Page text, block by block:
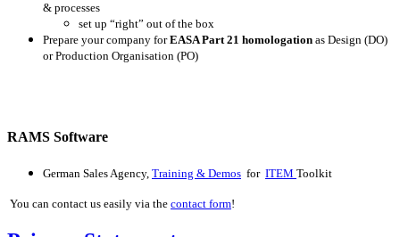
& processes
set up “right” out of the box
Prepare your company forEASA Part 21 homologation as Design (DO)
or Production Organisation (PO)
RAMS Software
German Sales Agency, Training & Demos for ITEM Toolkit
You can contact us easily via the contact form!